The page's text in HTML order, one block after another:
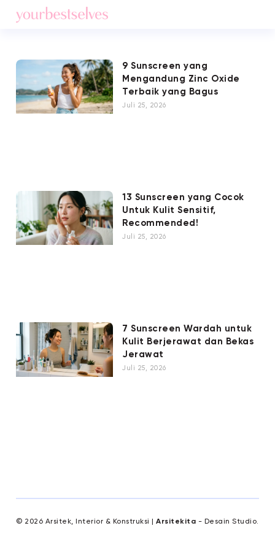
9 Sunscreen yang
Mengandung Zinc Oxide
Terbaik yang Bagus
Juli 25, 2026
13 Sunscreen yang Cocok
Untuk Kulit Sensitif,
Recommended!
Juli 25, 2026
7 Sunscreen Wardah untuk
Kulit Berjerawat dan Bekas
Jerawat
Juli 25, 2026
© 2026 Arsitek, Interior & Konstruksi |Arsitekita - Desain Studio.